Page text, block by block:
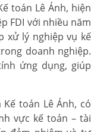
toán Lê Ánh, hiện
FDI với nhiều năm
xử lý nghiệp vụ kế
doanh nghiệp.
ứng dụng, giúp
Kế toán Lê Ánh, có
vực kế toán – tài